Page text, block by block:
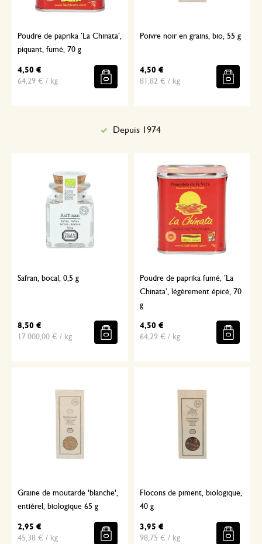
Poudre de paprika ’La Chinata’,
piquant, fumé, 70 g
4,50 €
64,29 € / kg
Poivre noir en grains, bio, 55 g
4,50 €
81,82 € / kg
Safran, bocal, 0,5 g
8,50 €
17 000,00 € / kg
Poudre de paprika fumé, ’La
Chinata’, légèrement épicé, 70
g
4,50 €
64,29 € / kg
Graine de moutarde 'blanche',
entièrel, biologique 65 g
2,95 €
45,38 € / kg
Flocons de piment, biologique,
40 g
3,95 €
98,75 € / kg
Depuis 1974